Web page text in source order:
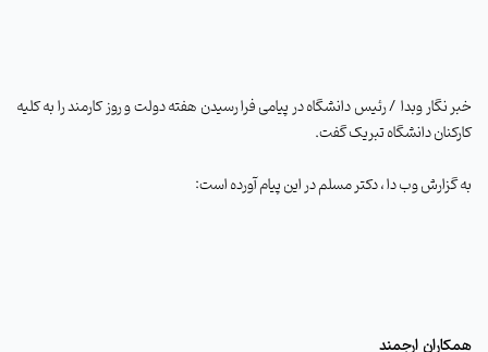
خبر نگار وبدا / رئیس دانشگاه در پیامی فرا رسیدن هفته دولت و روز کارمند را به کلیه
کارکنان دانشگاه تبریک گفت.
به گزارش وب دا ، دکتر مسلم در این پیام آورده است:
همکاران ارجمند